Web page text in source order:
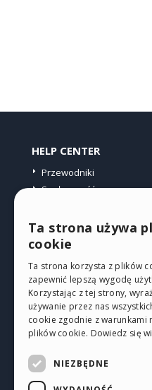
HELP CENTER
Przewodniki
Społeczność
PROFIL
Moje wpisy
Moje licencje
Pobieranie
Web hosting
Ta strona używa
cookie
Ta strona korzysta z plików
zapewnić lepszą wygodę
Korzystając z tej strony,
używanie przez nas
cookie zgodnie z warunkami
plików cookie. Dowiedz się
NIEZBĘDNE